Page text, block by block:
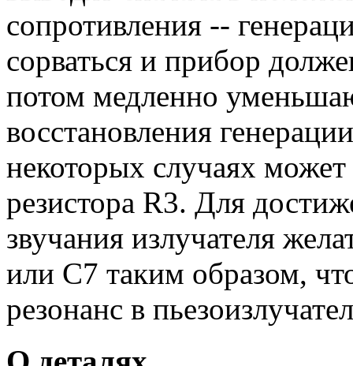
сопротивления --
сорваться и прибор
потом медленно
восстановления
некоторых случаях
резистора R3. Для
звучания излучателя
или С7 таким образом,
резонанс в